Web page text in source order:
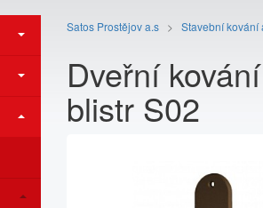
Satos Prostějov a.s > Stavební kování
Dveřní
blistr S02